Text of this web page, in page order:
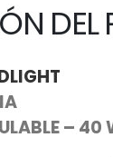
– 40